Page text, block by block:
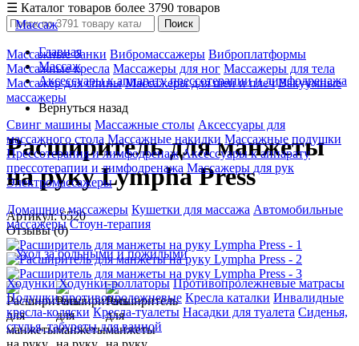
☰ Каталог товаров более 3790 товаров
Массаж
Массажные банки Вибромассажеры Виброплатформы
Массажные кресла Массажеры для ног Массажеры для тела
Массажер для спины Массажеры для шеи и плеч Вакуумные
массажеры
Свинг машины Массажные столы Аксессуары для
массажного стола Массажные накидки Массажные подушки
Прессотерапия и лимфодренаж Аксессуары к аппарату
прессотерапии и лимфодренажа Массажеры для рук
Электромассажеры
Домашние массажеры Кушетки для массажа Автомобильные
массажеры Стоун-терапия
Уход за больными и пожилыми
ХодункиХодунки-роллаторы Противопролежневые матрасы
Подушки противопролежневые Кресла каталки Инвалидные
кресла-коляски Кресла-туалеты Насадки для туалета Сиденья,
стулья, табуреты для ванной
Поиск
Главная
Массаж
Аксессуары к аппарату прессотерапии и лимфодренажа
Вернуться назад
Расширитель для манжеты
на руку Lympha Рress
Артикул: 6520
Отзывы (0)